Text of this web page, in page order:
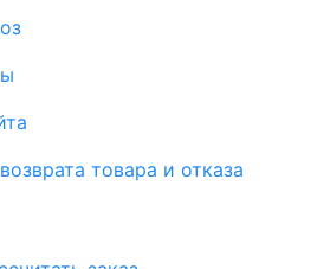
товара и отказа